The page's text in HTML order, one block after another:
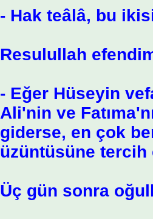
- Hak teâlâ, bu
Resulullah
- Eğer Hüseyin
Ali'nin ve
giderse, en çok
üzüntüsüne tercih
Üç gün sonra